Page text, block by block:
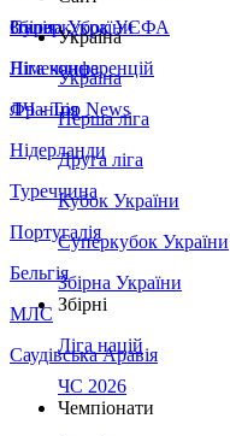
Збірна України
Італія
Німеччина
Франція
Нідерланди
Туреччина
Португалія
Бельгія
МЛС
Саудівська Аравія
Суперкубок УЄФА
Ліга конференцій
ЛЧ - Top News
Україна
Україна
Перша ліга
Друга ліга
Кубок України
Суперкубок України
Збірна України
Збірні
Ліга націй
ЧС 2026
Чемпіонати